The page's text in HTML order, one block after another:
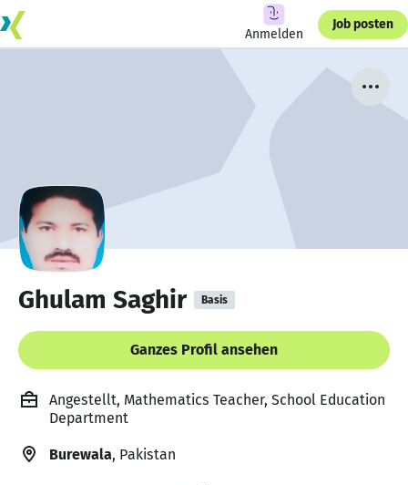
Anmelden
Job posten
Ghulam Saghir Basis
Ganzes Profil ansehen
Angestellt, Mathematics Teacher, School Education
Department
Burewala, Pakistan